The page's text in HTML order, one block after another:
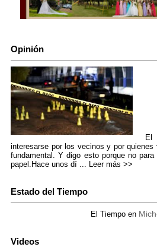
Opinión
El
interesarse por los vecinos y por
fundamental. Y digo esto porque no
papel.Hace unos dí ... Leer más >>
Estado del Tiempo
El Tiempo en
Videos